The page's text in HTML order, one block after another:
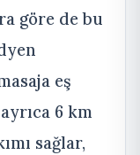
göre de bu
eş
6 km
sağlar,